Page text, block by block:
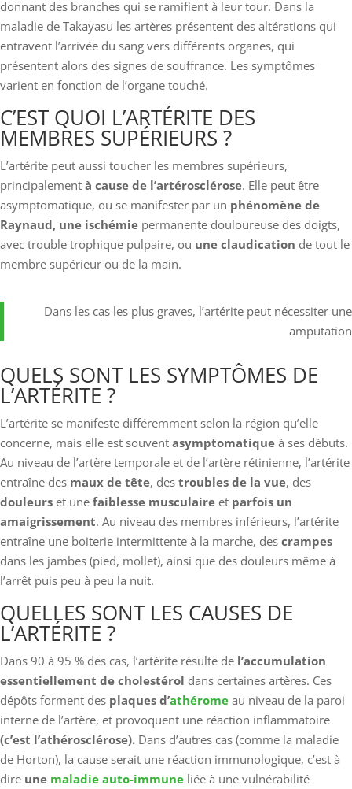
donnant des branches qui se ramifient à leur tour. Dans la
maladie de Takayasu les artères présentent des altérations qui
entravent l’arrivée du sang vers différents organes, qui
présentent alors des signes de souffrance. Les symptômes
varient en fonction de l’organe touché.
C’EST QUOI L’ARTÉRITE DES
MEMBRES SUPÉRIEURS ?
L’artérite peut aussi toucher les membres supérieurs,
principalement à cause de l’artérosclérose. Elle peut être
asymptomatique, ou se manifester par un phénomène de
Raynaud, une ischémie permanente douloureuse des doigts,
avec trouble trophique pulpaire, ou une claudication de tout le
membre supérieur ou de la main.
Dans les cas les plus graves, l’artérite peut nécessiter une
amputation
QUELS SONT LES SYMPTÔMES DE
L’ARTÉRITE ?
L’artérite se manifeste différemment selon la région qu’elle
concerne, mais elle est souvent asymptomatique à ses débuts.
Au niveau de l’artère temporale et de l’artère rétinienne, l’artérite
entraîne des maux de tête, des troubles de la vue, des
douleurs et une faiblesse musculaire et parfois un
amaigrissement. Au niveau des membres inférieurs, l’artérite
entraîne une boiterie intermittente à la marche, des crampes
dans les jambes (pied, mollet), ainsi que des douleurs même à
l’arrêt puis peu à peu la nuit.
QUELLES SONT LES CAUSES DE
L’ARTÉRITE ?
Dans 90 à 95 % des cas, l’artérite résulte de l’accumulation
essentiellement de cholestérol dans certaines artères. Ces
dépôts forment des plaques d’athérome au niveau de la paroi
interne de l’artère, et provoquent une réaction inflammatoire
(c’est l’athérosclérose). Dans d’autres cas (comme la maladie
de Horton), la cause serait une réaction immunologique, c’est à
dire une maladie auto-immune liée à une vulnérabilité